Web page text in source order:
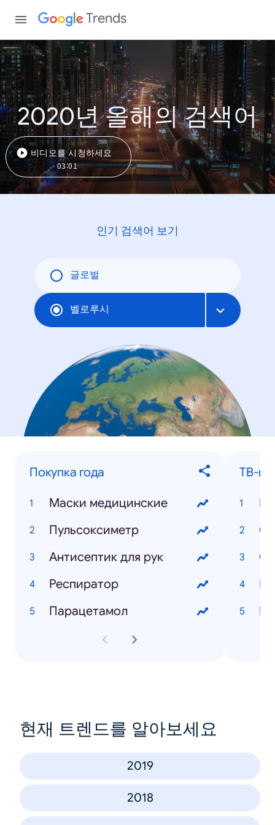
Trends
2020년 올해의 검색어
비디오를 시청하세요
03:01
인기 검색어 보기
글로벌
벨로루시
Покупка года
Маски медицинские
Пульсоксиметр
Антисептик для рук
Респиратор
Парацетамол
ТВ-
현재 트렌드를 알아보세요
2019
2018